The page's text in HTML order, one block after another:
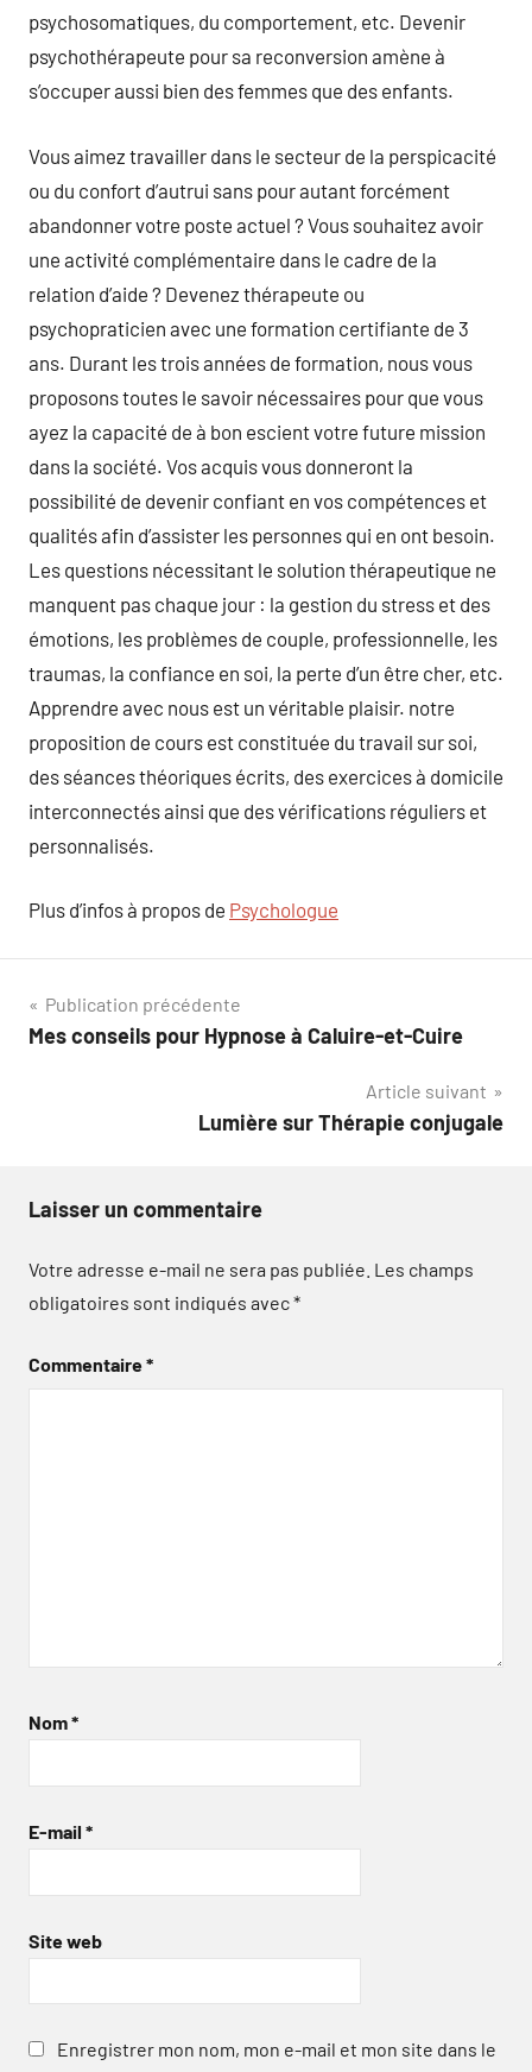
psychosomatiques, du comportement, etc. Devenir
psychothérapeute pour sa reconversion amène à
s’occuper aussi bien des femmes que des enfants.
Vous aimez travailler dans le secteur de la perspicacité
ou du confort d’autrui sans pour autant forcément
abandonner votre poste actuel ? Vous souhaitez avoir
une activité complémentaire dans le cadre de la
relation d’aide ? Devenez thérapeute ou
psychopraticien avec une formation certifiante de 3
ans. Durant les trois années de formation, nous vous
proposons toutes le savoir nécessaires pour que vous
ayez la capacité de à bon escient votre future mission
dans la société. Vos acquis vous donneront la
possibilité de devenir confiant en vos compétences et
qualités afin d’assister les personnes qui en ont besoin.
Les questions nécessitant le solution thérapeutique ne
manquent pas chaque jour : la gestion du stress et des
émotions, les problèmes de couple, professionnelle, les
traumas, la confiance en soi, la perte d’un être cher, etc.
Apprendre avec nous est un véritable plaisir. notre
proposition de cours est constituée du travail sur soi,
des séances théoriques écrits, des exercices à domicile
interconnectés ainsi que des vérifications réguliers et
personnalisés.
Plus d’infos à propos de Psychologue
Navigation
de
Publication précédente
Mes conseils pour Hypnose à Caluire-et-Cuire
Article suivant
Lumière sur Thérapie conjugale
Laisser un commentaire
Votre adresse e-mail ne sera pas publiée. Les champs
obligatoires sont indiqués avec*
Commentaire*
Nom*
E-mail *
Site web
Enregistrer mon nom, mon e-mail et mon site dans le